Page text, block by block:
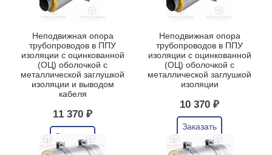
Неподвижная опора
трубопроводов в ППУ
изоляции с оцинкованной
(ОЦ) оболочкой с
металлической заглушкой
изоляции и выводом
кабеля
11 370 ₽
Заказать
Неподвижная опора
трубопроводов в ППУ
изоляции с оцинкованной
(ОЦ) оболочкой с
металлической заглушкой
изоляции
10 370 ₽
Заказать